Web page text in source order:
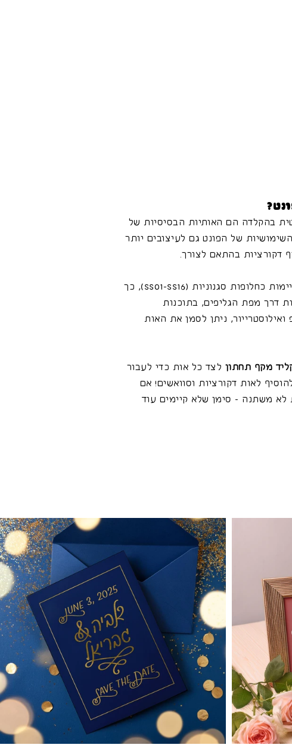
בהקלדה הם האותיות הבסיסיות של
של הפונט גם לעיצובים יותר
דקורציות בהתאם לצורך.
האותיות הדקורטיביות קיימות כחלופות סגנוניות (ss01-ss16), כך
דרך מפת הגליפים, בתוכנות
ניתן לסמן את האות
מקף תחתון לצד כל אות כדי לעבור
לאות דקורציות וסוואשים! אם
לא משתנה - סימן שלא קיימים עוד